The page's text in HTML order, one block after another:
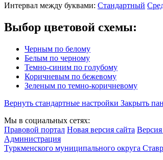
Интервал между буквами: Стандартный
Выбор цветовой схемы:
Черным по белому
Белым по черному
Темно-синим по голубому
Коричневым по бежевому
Зеленым по темно-коричневому
Вернуть стандартные настройки Закрыть
Мы в социальных сетях:
Правовой портал Новая версия сайта
Администрация
Туркменского муниципального округа